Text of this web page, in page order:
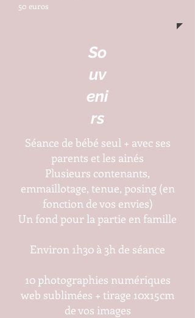
50 euros
So
uv
eni
rs
Séance de bébé seul + avec ses
parents et les ainés
Plusieurs contenants,
emmaillotage, tenue, posing (en
fonction de vos envies)
Un fond pour la partie en famille
Environ 1h30 à 3h de séance
10 photographies numériques
web sublimées + tirage 10x15cm
de vos images